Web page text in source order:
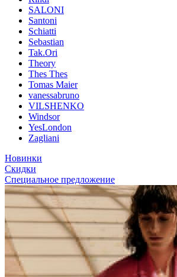
SALONI
Santoni
Schiatti
Sebastian
Tak.Ori
Theory
Thes Thes
Tomas Maier
vanessabruno
VILSHENKO
Windsor
YesLondon
Zagliani
Новинки
Скидки
Специальное предложение